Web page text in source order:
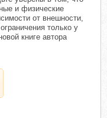
и физические
от внешности,
только у
книге автора